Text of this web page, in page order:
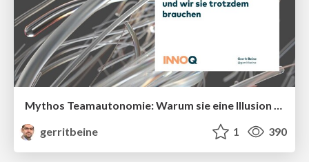
Mythos Teamautonomie: Warum sie eine Illusion ist und wir sie trotzdem brauchen
gerritbeine
1 390